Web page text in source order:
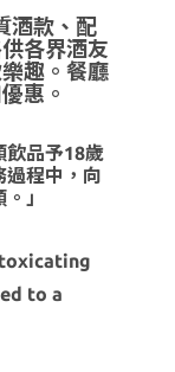
酒款、配
各界酒友
趣。餐廳
惠。
飲品予18歲
過程中，向
」
to a